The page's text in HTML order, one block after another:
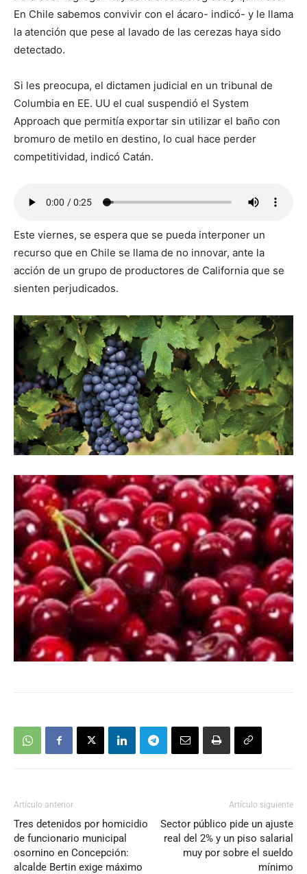
En Chile sabemos convivir con el ácaro- indicó- y le llama
la atención que pese al lavado de las cerezas haya sido
detectado.
Si les preocupa, el dictamen judicial en un tribunal de
Columbia en EE. UU el cual suspendió el System
Approach que permitía exportar sin utilizar el baño con
bromuro de metilo en destino, lo cual hace perder
competitividad, indicó Catán.
Este viernes, se espera que se pueda interponer un
recurso que en Chile se llama de no innovar, ante la
acción de un grupo de productores de California que se
sienten perjudicados.
Artículo anterior
Tres detenidos por homicidio
de funcionario municipal
osornino en Concepción:
alcalde Bertin exige máximo
Artículo siguiente
Sector público pide un ajuste
real del 2% y un piso salarial
muy por sobre el sueldo
mínimo